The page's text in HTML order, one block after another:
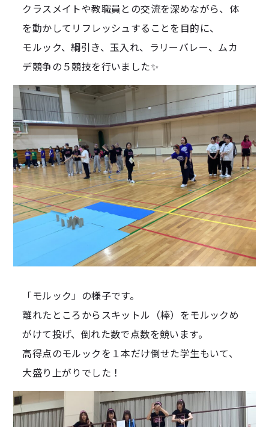
クラスメイトや教職員との交流を深めながら、体
を動かしてリフレッシュすることを目的に、
モルック、綱引き、玉入れ、ラリーバレー、ムカ
デ競争の５競技を行いました✨
「モルック」の様子です。
離れたところからスキットル（棒）をモルックめ
がけて投げ、倒れた数で点数を競います。
高得点のモルックを１本だけ倒せた学生もいて、
大盛り上がりでした！